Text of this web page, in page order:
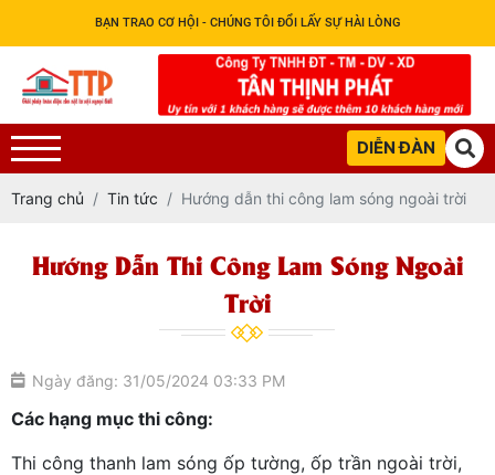
BẠN TRAO CƠ HỘI - CHÚNG TÔI ĐỔI LẤY SỰ HÀI LÒNG
DIỄN ĐÀN
Trang chủ Tin tức Hướng dẫn thi công lam sóng ngoài trời
Hướng Dẫn Thi Công Lam Sóng Ngoài
Trời
Ngày đăng: 31/05/2024 03:33 PM
Các hạng mục thi công:
Thi công thanh lam sóng ốp tường, ốp trần ngoài trời,